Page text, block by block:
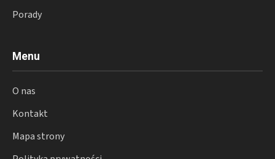
Porady
Menu
O nas
Kontakt
Mapa strony